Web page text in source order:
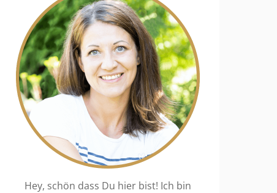
Hey, schön dass Du hier bist! Ich bin